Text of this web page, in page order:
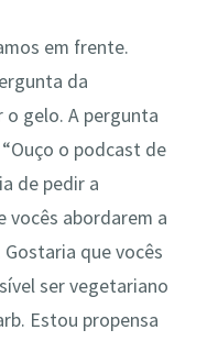
em frente.
da
o gelo. A pergunta
o podcast de
de pedir a
vocês abordarem a
que vocês
ser vegetariano
Estou propensa